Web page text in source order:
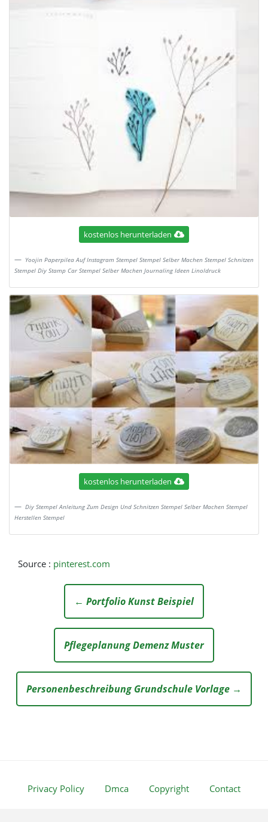
kostenlos herunterladen
Yoojin Paperpilea Auf Instagram Stempel Stempel Selber Machen Stempel Schnitzen
Stempel Diy Stamp Car Stempel Selber Machen Journaling Ideen Linoldruck
kostenlos herunterladen
Diy Stempel Anleitung Zum Design Und Schnitzen Stempel Selber Machen Stempel
Herstellen Stempel
Source : pinterest.com
← Portfolio Kunst Beispiel
Pflegeplanung Demenz Muster
Personenbeschreibung Grundschule Vorlage →
Privacy Policy Dmca Copyright Contact